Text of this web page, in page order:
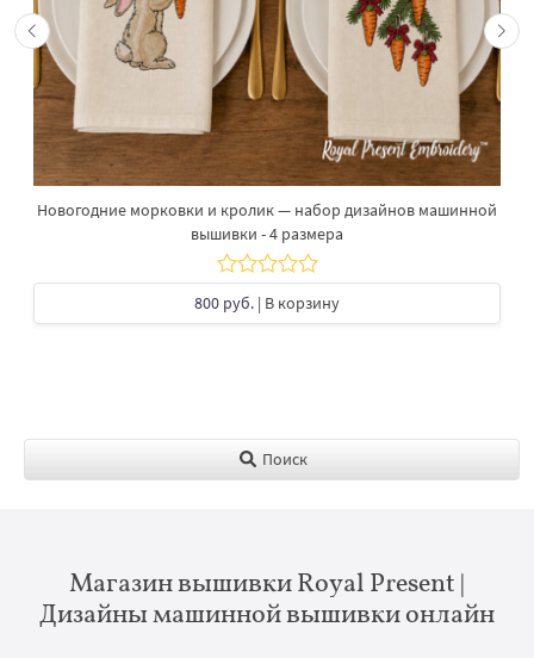
Новогодние морковки и кролик — набор дизайнов машинной
вышивки - 4 размера
800 руб. | В корзину
Поиск
Магазин вышивки Royal Present |
Дизайны машинной вышивки онлайн